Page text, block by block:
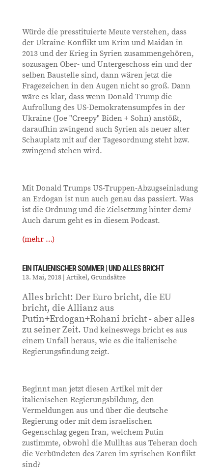
Würde die presstituierte Meute verstehen, dass
der Ukraine-Konflikt um Krim und Maidan in
2013 und der Krieg in Syrien zusammengehören,
sozusagen Ober- und Untergeschoss ein und der
selben Baustelle sind, dann wären jetzt die
Fragezeichen in den Augen nicht so groß. Dann
wäre es klar, dass wenn Donald Trump die
Aufrollung des US-Demokratensumpfes in der
Ukraine (Joe "Creepy" Biden + Sohn) anstößt,
daraufhin zwingend auch Syrien als neuer alter
Schauplatz mit auf der Tagesordnung steht bzw.
zwingend stehen wird.
Mit Donald Trumps US-Truppen-Abzugseinladung
an Erdogan ist nun auch genau das passiert. Was
ist die Ordnung und die Zielsetzung hinter dem?
Auch darum geht es in diesem Podcast.
(mehr …)
EIN ITALIENISCHER SOMMER | UND ALLES BRICHT
13. Mai, 2018| Artikel, Grundsätze
Alles bricht: Der Euro bricht, die EU
bricht, die Allianz aus
Putin+Erdogan+Rohani bricht - aber alles
zu seiner Zeit. Und keineswegs bricht es aus
einem Unfall heraus, wie es die italienische
Regierungsfindung zeigt.
Beginnt man jetzt diesen Artikel mit der
italienischen Regierungsbildung, den
Vermeldungen aus und über die deutsche
Regierung oder mit dem israelischen
Gegenschlag gegen Iran, welchem Putin
zustimmte, obwohl die Mullhas aus Teheran doch
die Verbündeten des Zaren im syrischen Konflikt
sind?